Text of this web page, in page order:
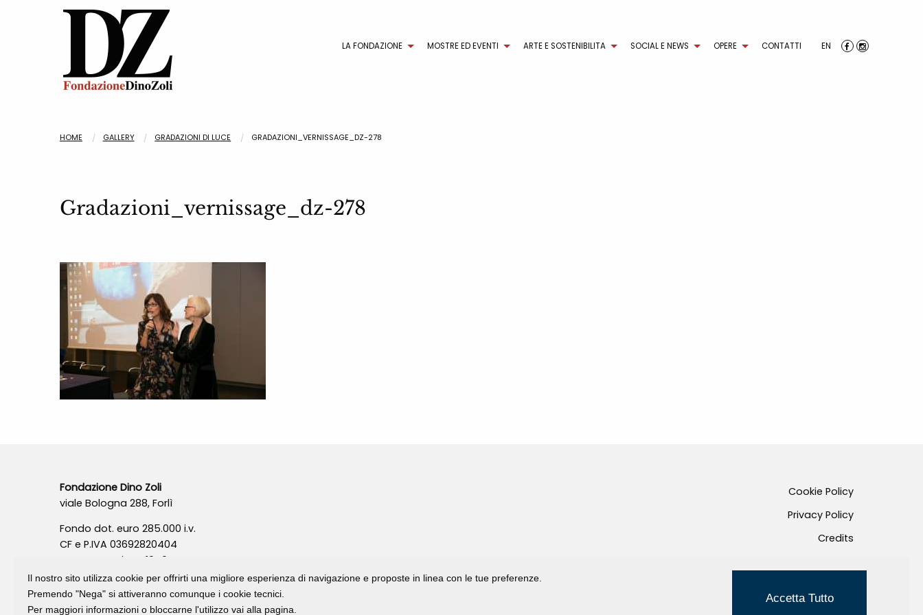
LA FONDAZIONE MOSTRE ED EVENTI ARTE E SOSTENIBILITA SOCIAL E NEWS OPERE CONTATTI EN
HOME GALLERY GRADAZIONI DI LUCE GRADAZIONI_VERNISSAGE_DZ-278
Gradazioni_vernissage_dz-278
Fondazione Dino Zoli
viale Bologna 288, Forlì
Fondo dot. euro 285.000 i.v.
CF e P.IVA 03692820404
Isc.Reg Per.Giu. n. 10404
Cookie Policy
Privacy Policy
Credits
Il nostro sito utilizza cookie per offrirti una migliore esperienza di navigazione e proposte in linea con le tue preferenze.
Premendo "Nega" si attiveranno comunque i cookie tecnici.
Per maggiori informazioni o bloccarne l'utilizzo vai alla pagina.
Accetta Tutto